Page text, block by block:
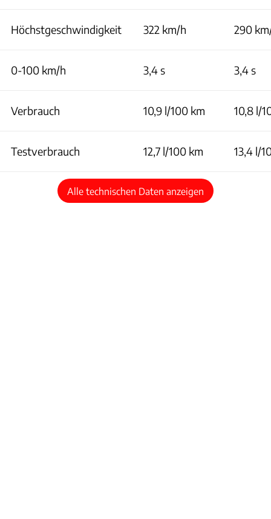
Höchstgeschwindigkeit 322 km/h 290
0-100 km/h 3,4 s 3,4 s
Verbrauch 10,9 l/100 km 10,8 l/
Testverbrauch 12,7 l/100 km 13,4 l/
Alle technischen Daten anzeigen